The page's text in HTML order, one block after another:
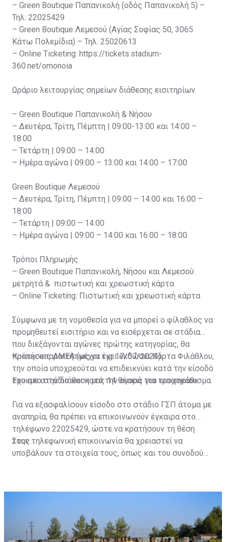
– Green Boutique Παπανικολή (οδός Παπανικολή 5) –
Τηλ: 22025429
– Green Boutique Λεμεσού (Αγίας Σοφίας 50, 3065
Κάτω Πολεμίδια) – Τηλ: 25020613
– Online Ticketing: https://tickets.stadium-
360.net/omonoia
Ωράριο λειτουργίας σημείων διάθεσης εισιτηρίων
– Green Boutique Παπανικολή & Νήσου
– Δευτέρα, Τρίτη, Πέμπτη | 09:00-13:00 και 14:00 –
18:00
– Τετάρτη | 09:00 – 14:00
– Ημέρα αγώνα | 09:00 – 13:00 και 14:00 – 17:00
Green Boutique Λεμεσού
– Δευτέρα, Τρίτη, Πέμπτη | 09:00 – 14:00 και 16:00 –
18:00
– Τετάρτη | 09:00 – 14:00
– Ημέρα αγώνα | 09:00 – 14:00 και 16:00 – 18:00
Τρόποι Πληρωμής
– Green Boutique Παπανικολή, Νήσου και Λεμεσού:
μετρητά & πιστωτική και χρεωστική κάρτα
– Online Ticketing: Πιστωτική και χρεωστική κάρτα
Σύμφωνα με τη νομοθεσία για να μπορεί ο φίλαθλος να
προμηθευτεί εισιτήριο και να εισέρχεται σε στάδια
που διεξάγονται αγώνες πρώτης κατηγορίας, θα
πρέπει απαραιτήτως να έχει εκδώσει Κάρτα Φιλάθλου,
την οποία υποχρεούται να επιδεικνύει κατά την είσοδό
του στο στάδιο και κατά την αγορά του εισιτηρίου.
Κρατήσεις ΑΜΕΑ (μέχρι τις 17/07/2023)
Έχουμε στην διάθεση μας 14 θέσεις για τροχοκάθισμα.
Για να εξασφαλίσουν είσοδο στο στάδιο ΓΣΠ άτομα με
αναπηρία, θα πρέπει να επικοινωνούν έγκαιρα στο
τηλέφωνο 22025429, ώστε να κρατήσουν τη θέση
τους.
Στην τηλεφωνική επικοινωνία θα χρειαστεί να
υποβάλουν τα στοιχεία τους, όπως και του συνοδού
κάρτα ΑμεΑ και αριθμός κάρτας φιλάθλου του